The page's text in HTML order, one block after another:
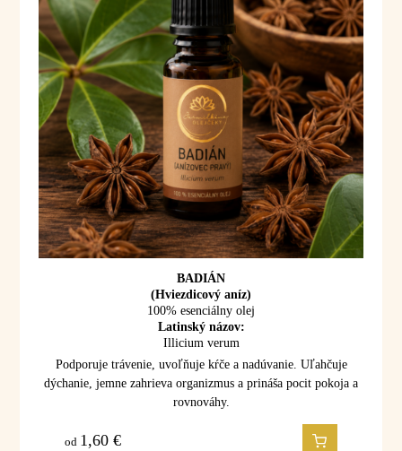
BADIÁN
(Hviezdicový aníz)
100% esenciálny olej
Latinský názov:
Illicium verum
Podporuje trávenie, uvoľňuje kŕče a nadúvanie. Uľahčuje
dýchanie, jemne zahrieva organizmus a prináša pocit pokoja a
rovnováhy.
od 1,60€